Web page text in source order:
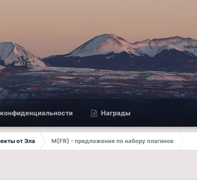
Награды
от Эла
M[FR] - предложения по набору плагинов